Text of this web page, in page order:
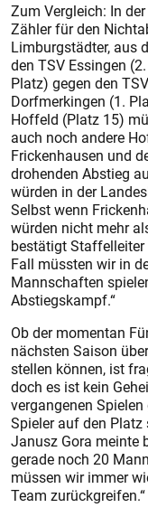
Zum Vergleich: In
Zähler für den
Limburgstädter, aus
den TSV Essingen
Platz) gegen den
Dorfmerkingen (1.
Hoffeld (Platz 15)
auch noch andere
Frickenhausen und
drohenden Abstieg
würden in der
Selbst wenn
würden nicht mehr
bestätigt Staffelleiter
Fall müssten wir in
Mannschaften
Abstiegskampf.“
Ob der momentan
nächsten Saison
stellen können, ist
doch es ist kein
vergangenen
Spieler auf den
Janusz Gora meinte
gerade noch 20
müssen wir immer
Team zurückgreifen.“